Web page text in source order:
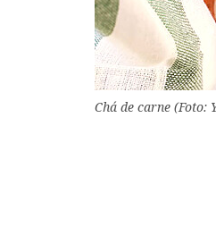
Chá de carne (Foto: